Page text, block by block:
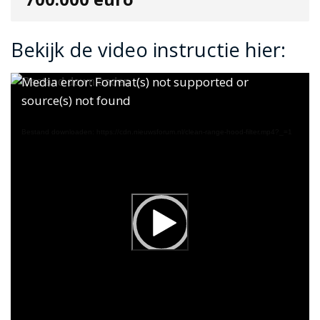
Bekijk de video instructie hier:
Videospeler
Videospeler
Media error: Format(s) not supported or
source(s) not found